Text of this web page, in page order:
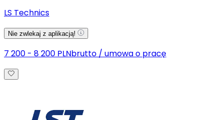
LS Technics
Nie zwlekaj z aplikacją!
7 200 - 8 200 PLNbrutto / umowa o pracę